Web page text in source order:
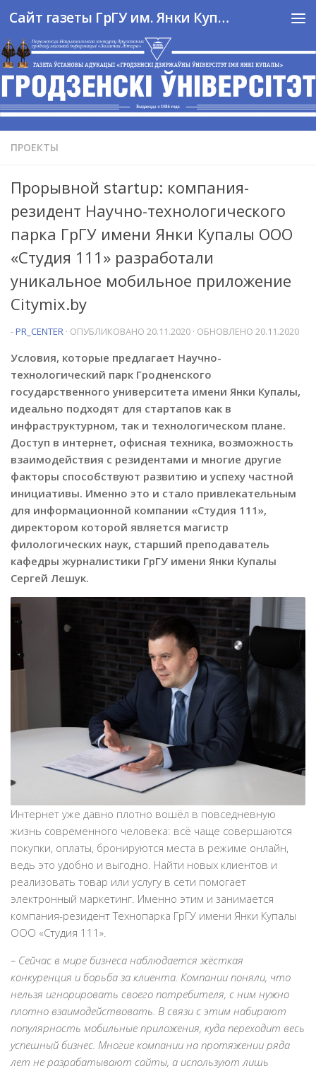
Перейти к содержимому Сайт газеты ГрГУ им. Янки Купалы
ПРОЕКТЫ
Прорывной startup: компания-
резидент Научно-технологического
парка ГрГУ имени Янки Купалы ООО
«Студия 111» разработали
уникальное мобильное приложение
Citymix.by
-PR_CENTER · ОПУБЛИКОВАНО 20.11.2020 · ОБНОВЛЕНО 20.11.2020
Условия, которые предлагает Научно-
технологический парк Гродненского
государственного университета имени Янки Купалы,
идеально подходят для стартапов как в
инфраструктурном, так и технологическом плане.
Доступ в интернет, офисная техника, возможность
взаимодействия с резидентами и многие другие
факторы способствуют развитию и успеху частной
инициативы. Именно это и стало привлекательным
для информационной компании «Студия 111»,
директором которой является магистр
филологических наук, старший преподаватель
кафедры журналистики ГрГУ имени Янки Купалы
Сергей Лешук.
Интернет уже давно плотно вошёл в повседневную
жизнь современного человека: всё чаще совершаются
покупки, оплаты, бронируются места в режиме онлайн,
ведь это удобно и выгодно. Найти новых клиентов и
реализовать товар или услугу в сети помогает
электронный маркетинг. Именно этим и занимается
компания-резидент Технопарка ГрГУ имени Янки Купалы
ООО «Студия 111».
– Сейчас в мире бизнеса наблюдается жёсткая
конкуренция и борьба за клиента. Компании поняли, что
нельзя игнорировать своего потребителя, с ним нужно
плотно взаимодействовать. В связи с этим набирают
популярность мобильные приложения, куда переходит весь
успешный бизнес. Многие компании на протяжении ряда
лет не разрабатывают сайты, а используют лишь